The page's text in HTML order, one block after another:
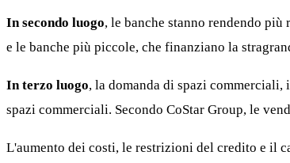
In secondo luogo, le banche stanno rendendo
e le banche più piccole, che finanziano la
In terzo luogo, la domanda di spazi
spazi commerciali. Secondo CoStar Group, le
L'aumento dei costi, le restrizioni del credito e il